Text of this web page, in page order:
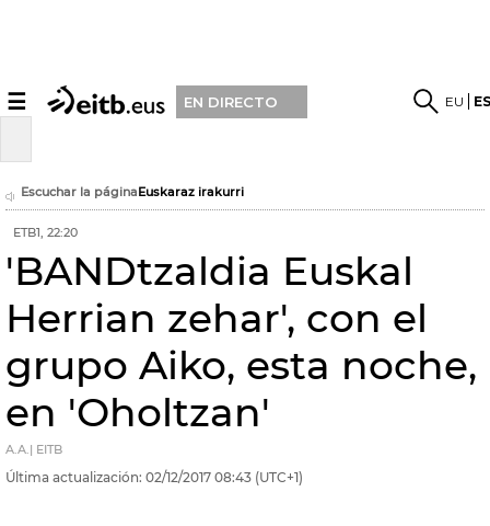
☰ EN DIRECTO EU
Escuchar la páginaEuskaraz irakurri
ETB1, 22:20
'BANDtzaldia Euskal
Herrian zehar', con el
grupo Aiko, esta noche,
en 'Oholtzan'
A.A.| EITB
Última actualización: 02/12/2017 08:43 (UTC+1)